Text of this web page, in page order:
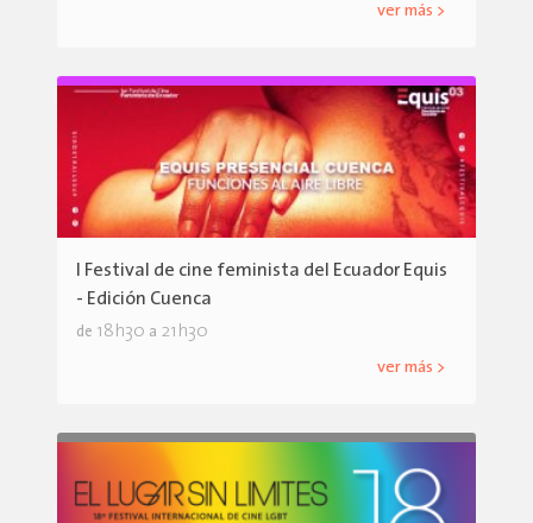
ver más >
I Festival de cine feminista del Ecuador Equis
- Edición Cuenca
de 18h30 a 21h30
ver más >